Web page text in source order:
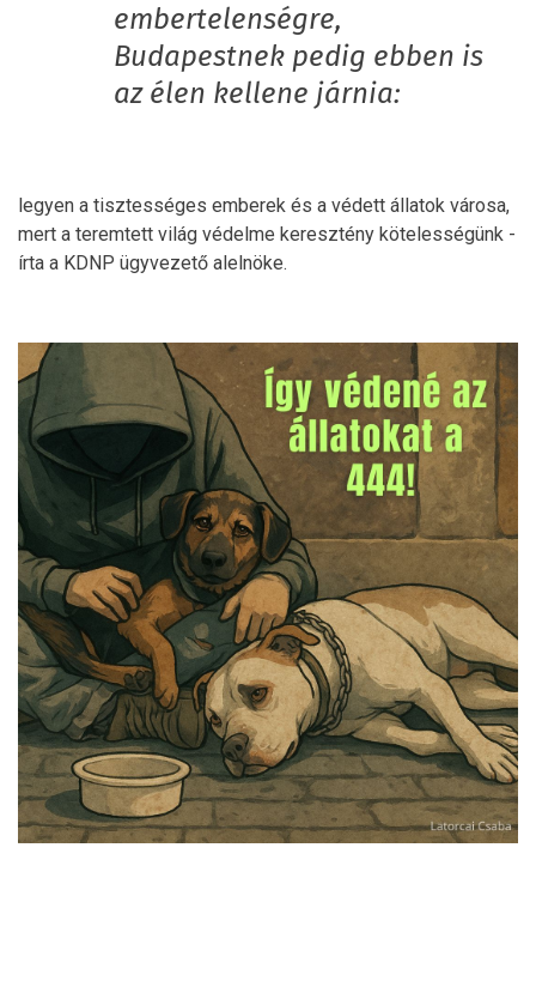
embertelenségre,
Budapestnek pedig ebben is
az élen kellene járnia:
legyen a tisztességes emberek és a védett állatok városa,
mert a teremtett világ védelme keresztény kötelességünk -
írta a KDNP ügyvezető alelnöke.